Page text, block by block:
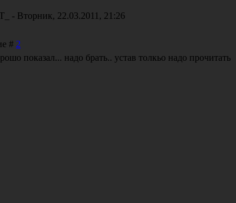
- Вторник, 22.03.2011, 21:26
# 2
показал... надо брать.. устав толкьо надо прочитать